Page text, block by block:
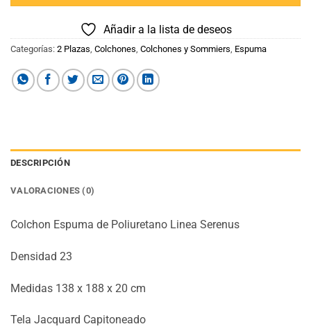
Añadir a la lista de deseos
Categorías: 2 Plazas, Colchones, Colchones y Sommiers, Espuma
DESCRIPCIÓN
VALORACIONES (0)
Colchon Espuma de Poliuretano Linea Serenus
Densidad 23
Medidas 138 x 188 x 20 cm
Tela Jacquard Capitoneado